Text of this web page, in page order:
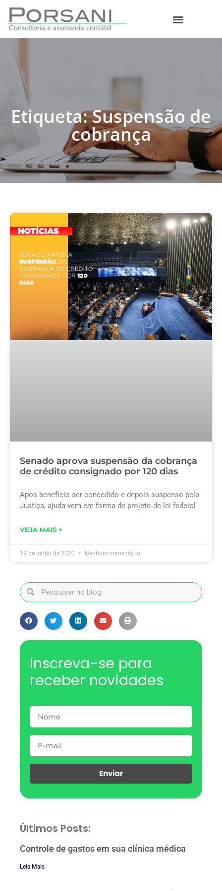
Etiqueta: Suspensão de
cobrança
Senado aprova suspensão da cobrança
de crédito consignado por 120 dias
Após benefício ser concedido e depois suspenso pela
Justiça, ajuda vem em forma de projeto de lei federal
VEJA MAIS +
19 de junho de 2020 Nenhum comentário
Inscreva-se para
receber novidades
Enviar
Últimos Posts:
Controle de gastos em sua clínica médica
Leia Mais